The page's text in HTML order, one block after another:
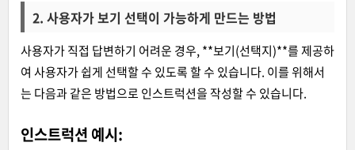
2. 사용자가 보기 선택이 가능하게 만드는 방법
사용자가 직접 답변하기 어려운 경우, **보기(선택지)**를 제공하
여 사용자가 쉽게 선택할 수 있도록 할 수 있습니다. 이를 위해서
는 다음과 같은 방법으로 인스트럭션을 작성할 수 있습니다.
인스트럭션 예시: